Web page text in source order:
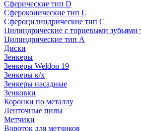
Сферические тип D
Сфероконические тип L
Сфероцилиндрические тип C
Цилиндрические с торцевыми зубьями
Цилиндрические тип А
Диски
Зенкеры
Зенкеры Weldon 19
Зенкеры к/х
Зенкеры насадные
Зенковки
Коронки по металлу
Ленточные пилы
Метчики
Вороток для метчиков